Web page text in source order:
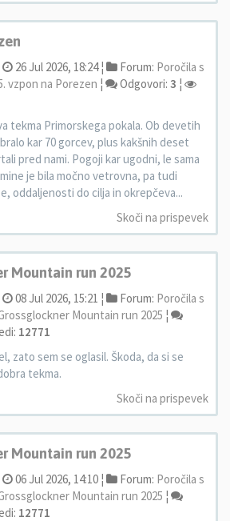
26 Jul 2026, 18:24 ¦ Forum: Poročila s
vzpon na Porezen ¦ Odgovori: 3 ¦
tekma Primorskega pokala. Ob devetih
kar 70 gorcev, plus kakšnih deset
pred nami. Pogoji kar ugodni, le sama
je bila močno vetrovna, pa tudi
oddaljenosti do cilja in okrepčeva...
Skoči na prispevek
Mountain run 2025
08 Jul 2026, 15:21 ¦ Forum: Poročila s
Mountain run 2025 ¦
12771
zato sem se oglasil. Škoda, da si se
tekma.
Skoči na prispevek
Mountain run 2025
06 Jul 2026, 14:10 ¦ Forum: Poročila s
Mountain run 2025 ¦
12771